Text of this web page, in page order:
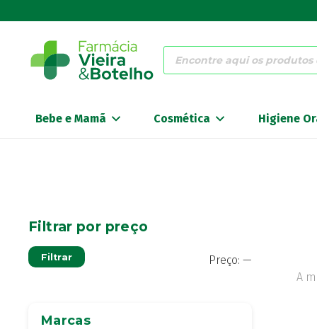
Products
search
Bebe e Mamã Cosmética Higiene
A
Filtrar por preço
Filtrar Preço: —
Marcas